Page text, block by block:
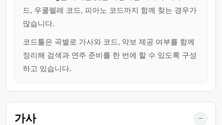
드, 우쿨렐레 코드, 피아노 코드까지 함께 찾는 경우가
많습니다.
코드툴은 곡별로 가사와 코드, 악보 제공 여부를 함께
정리해 검색과 연주 준비를 한 번에 할 수 있도록 구성
하고 있습니다.
가사 −